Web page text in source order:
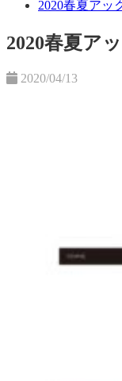
2020春夏アッ
2020春夏ア
2020/04/13